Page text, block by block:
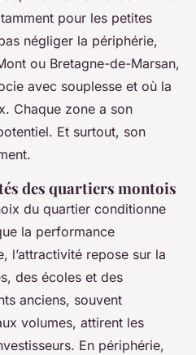
pour les petites
négliger la périphérie,
ou Bretagne-de-Marsan,
avec souplesse et où la
Chaque zone a son
Et surtout, son
des quartiers montois
du quartier conditionne
la performance
l’attractivité repose sur la
des écoles et des
anciens, souvent
volumes, attirent les
En périphérie,